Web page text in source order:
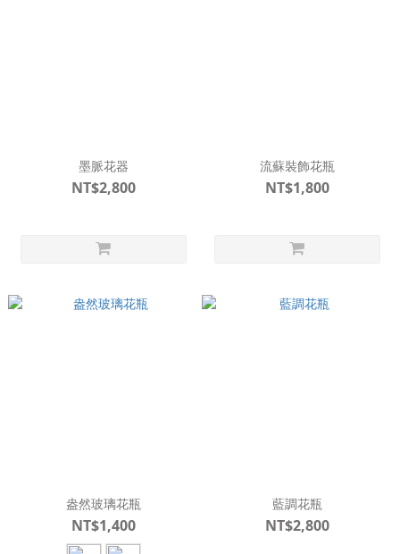
墨脈花器
NT$2,800
流蘇裝飾花瓶
NT$1,800
盎然玻璃花瓶
NT$1,400
藍調花瓶
NT$2,800